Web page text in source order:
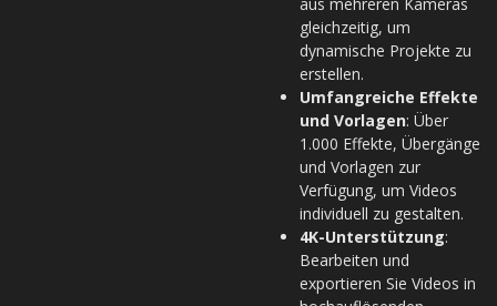
gleichzeitig, um
dynamische Projekte zu
erstellen.
Umfangreiche Effekte
und Vorlagen: Über
1.000 Effekte, Übergänge
und Vorlagen zur
Verfügung, um Videos
individuell zu gestalten.
4K-Unterstützung:
Bearbeiten und
exportieren Sie Videos in